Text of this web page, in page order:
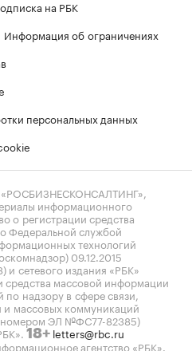
на РБК
Информация об ограничениях
персональных данных
информационного
о регистрации средства
Федеральной службой
технологий
09.12.2015
сетевого издания «РБК»
средства массовой информации
надзору в сфере связи,
массовых коммуникаций
номером ЭЛ №ФС77-82385)
18+ letters@rbc.ru
агентство «РБК».